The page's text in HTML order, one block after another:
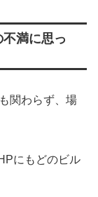
満に思っ
関わらず、場
にもどのビル